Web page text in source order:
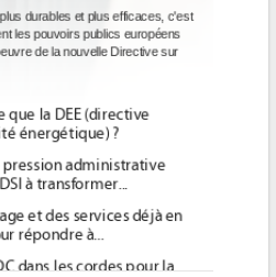
durables et plus efficaces, c'est
les pouvoirs publics européens
de la nouvelle Directive sur
que la DEE (directive
énergétique) ?
pression administrative
à transformer...
et des services déjà en
répondre à...
dans les cordes pour la